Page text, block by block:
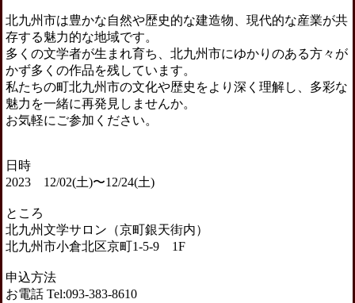
北九州市は豊かな自然や歴史的な建造物、現代的な産業が共
存する魅力的な地域です。
多くの文学者が生まれ育ち、北九州市にゆかりのある方々が
かず多くの作品を残しています。
私たちの町北九州市の文化や歴史をより深く理解し、多彩な
魅力を一緒に再発見しませんか。
お気軽にご参加ください。
日時
2023 12/02(土)〜12/24(土)
ところ
北九州文学サロン（京町銀天街内）
北九州市小倉北区京町1-5-9 1F
申込方法
お電話 Tel:093-383-8610